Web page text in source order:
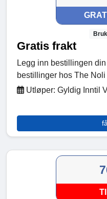
Gratis frakt
Legg inn bestillingen
bestillinger hos The
Utløper: Gyldig Inntil